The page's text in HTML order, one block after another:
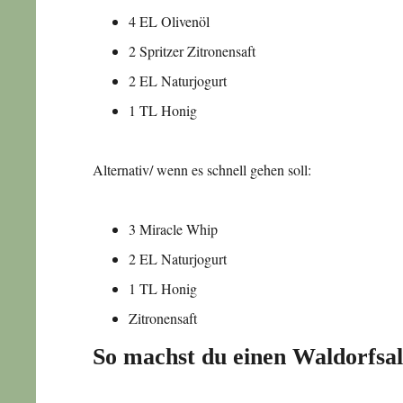
4 EL Olivenöl
2 Spritzer Zitronensaft
2 EL Naturjogurt
1 TL Honig
Alternativ/ wenn es schnell gehen soll:
3 Miracle Whip
2 EL Naturjogurt
1 TL Honig
Zitronensaft
So machst du einen